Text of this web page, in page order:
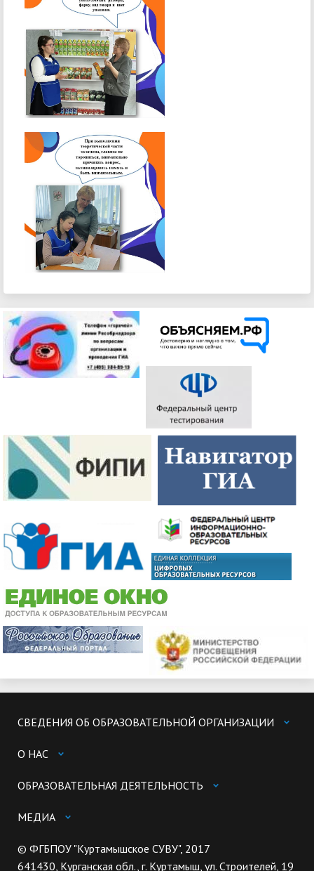
СВЕДЕНИЯ ОБ ОБРАЗОВАТЕЛЬНОЙ ОРГАНИЗАЦИИ
О НАС
ОБРАЗОВАТЕЛЬНАЯ ДЕЯТЕЛЬНОСТЬ
МЕДИА
© ФГБПОУ "Куртамышское СУВУ", 2017
641430, Курганская обл., г. Куртамыш, ул. Строителей, 19